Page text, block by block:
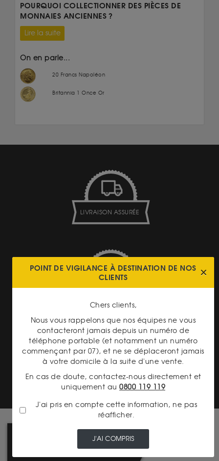
POURQUOI COLLECTIONNER DES PIÈCES DE
MONNAIES ANCIENNES ?
Lire la suite
On en parle...
20 Francs Napoléon
Britannia 1 Once Or
LIVRAISON ASSURÉE
PRIX
LIVRAISON : TABLEAU DES
FRAIS DE PORT
POINT DE VIGILANCE À DESTINATION DE NOS
CLIENTS
Chers clients,
Nous vous rappelons que nos équipes ne vous
contacteront jamais depuis un numéro de
téléphone portable (et notamment un numéro
commençant par 07), et ne se déplaceront jamais
à votre domicile à la suite d'une vente.
En cas de doute, contactez-nous directement et
uniquement au 0800 119 119
J'ai pris en compte cette information, ne pas
réafficher.
J'AI COMPRIS